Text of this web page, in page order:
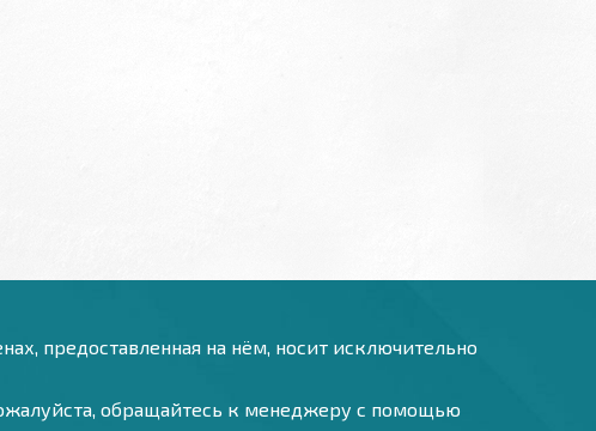
предоставленная на нём, носит исключительно
обращайтесь к менеджеру с помощью